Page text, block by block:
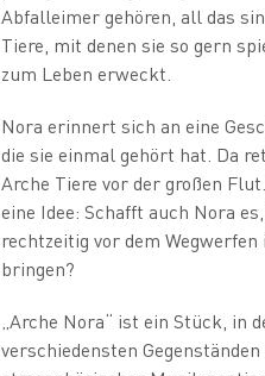
Abfalleimer gehören, all das
Tiere, mit denen sie so gern
zum Leben erweckt.
Nora erinnert sich an eine
die sie einmal gehört hat. Da
Arche Tiere vor der großen
eine Idee: Schafft auch Nora
rechtzeitig vor dem
bringen?
„Arche Nora“ ist ein Stück, in
verschiedensten